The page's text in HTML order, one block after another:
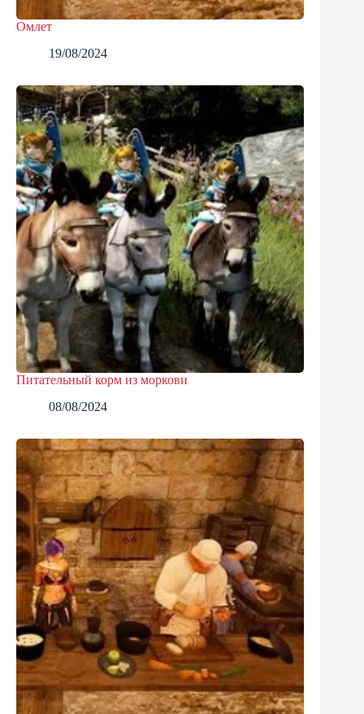
Омлет
19/08/2024
Питательный корм из моркови
08/08/2024